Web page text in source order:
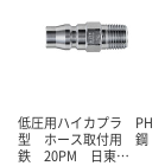
低圧用ハイカプラ PH
型 ホース取付用 鋼
鉄 20PM 日東…